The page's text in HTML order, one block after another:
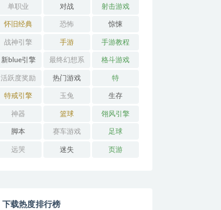
单职业 对战 射击游戏
怀旧经典 恐怖 惊悚
战神引擎 手游 手游教程
新blue引擎 最终幻想系
列
格斗游戏
活跃度奖励 热门游戏 特
特戒引擎 玉兔 生存
神器 篮球 翎风引擎
脚本 赛车游戏 足球
远哭 迷失 页游
下载热度排行榜